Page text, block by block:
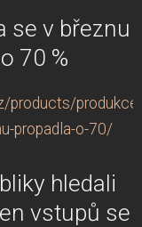
se v březnu
70 %
products/produkce-
propadla-o-70/
hledali
vstupů se